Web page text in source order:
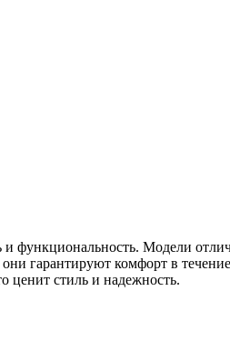
и функциональность. Модели
гарантируют комфорт в
ценит стиль и надежность.